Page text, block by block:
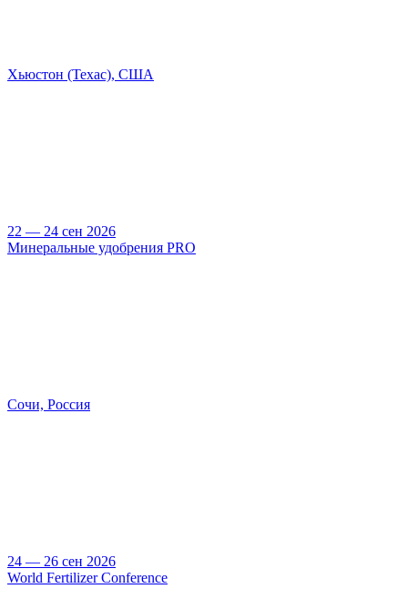
Хьюстон (Техас), США
22 — 24 сен 2026
Минеральные удобрения PRO
Сочи, Россия
24 — 26 сен 2026
World Fertilizer Conference